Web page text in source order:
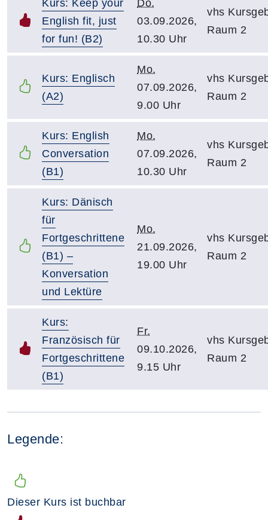
Kurs: Keep your
English fit, just
for fun! (B2)
Do.
03.09.2026,
10.30 Uhr
vhs
Raum 2
Kurs: Englisch
(A2)
Mo.
07.09.2026,
9.00 Uhr
vhs
Raum 2
Kurs: English
Conversation
(B1)
Mo.
07.09.2026,
10.30 Uhr
vhs
Raum 2
Kurs: Dänisch
für
Fortgeschrittene
(B1) –
Konversation
und Lektüre
Mo.
21.09.2026,
19.00 Uhr
vhs
Raum 2
Kurs:
Französisch für
Fortgeschrittene
(B1)
Fr.
09.10.2026,
9.15 Uhr
vhs
Raum 2
Legende:
Dieser Kurs ist buchbar